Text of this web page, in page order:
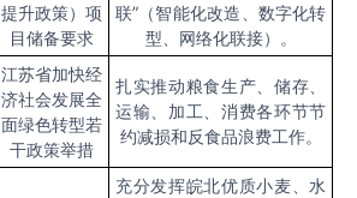
提升政策）项
目储备要求
联”（智能化改造、数字化转
型、网络化联接）。
江苏省加快经
济社会发展全
面绿色转型若
干政策举措
扎实推动粮食生产、储存、
运输、加工、消费各环节节
约减损和反食品浪费工作。
充分发挥皖北优质小麦、水